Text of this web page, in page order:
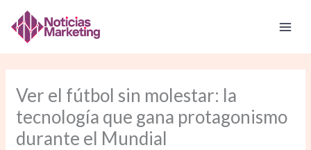
contenido
Ver el fútbol sin molestar: la
tecnología que gana protagonismo
durante el Mundial